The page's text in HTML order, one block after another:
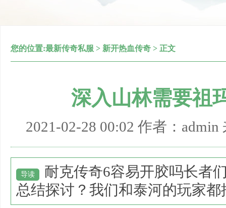
您的位置:最新传奇私服 > 新开热血传奇 > 正文
深入山林需要祖
2021-02-28 00:02 作者：admin
导读
耐克传奇6容易开胶吗长者
总结探讨？我们和泰河的玩家